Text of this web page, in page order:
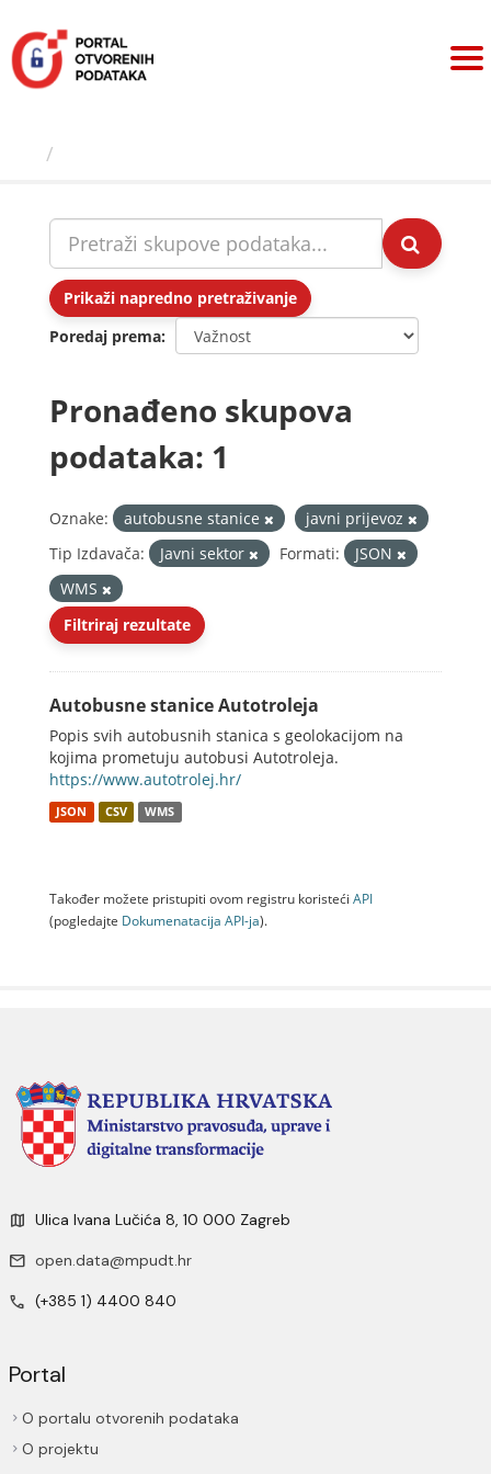
sadržaj
Prikaži napredno pretraživanje
Poredaj prema
Pronađeno skupova
podataka: 1
Oznake: autobusne stanice
javni prijevoz
Tip Izdavača:
Javni sektor Formati:
JSON
WMS
Filtriraj rezultate
Autobusne stanice Autotroleja
Popis svih autobusnih stanica s geolokacijom na
kojima prometuju autobusi Autotroleja.
https://www.autotrolej.hr/
JSON CSV WMS
Također možete pristupiti ovom registru koristeći API
(pogledajte Dokumenаtаcijа API-jа).